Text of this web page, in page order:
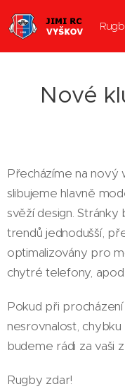
Nové
Přecházíme na nový
slibujeme hlavně
svěží design.
trendů jednodušší,
optimalizovány pro
chytré telefony, apod.
Pokud při
nesrovnalost,
budeme rádi za vaši
Rugby zdar!